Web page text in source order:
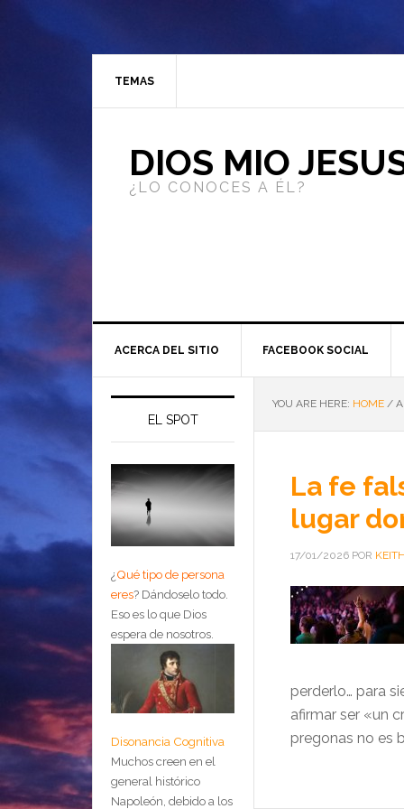
TEMAS
DIOS MIO
¿LO CONOCES A ÉL?
ACERCA DEL SITIO FACEBOOK SOCIAL
YOU ARE HERE: HOME /
La fe
lugar
17/01/2026 POR
perderlo… para
afirmar ser «un
pregonas no es
EL SPOT
¿Qué tipo de persona
eres? Dándoselo todo.
Eso es lo que Dios
espera de nosotros.
Disonancia Cognitiva
Muchos creen en el
general histórico
Napoleón, debido a los